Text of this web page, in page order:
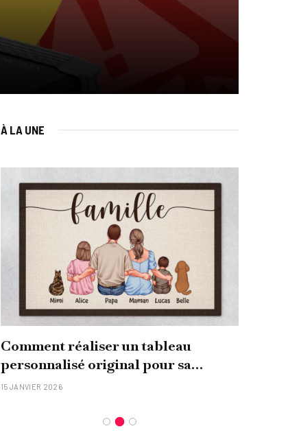
À LA UNE
Comment réaliser un tableau
personnalisé original pour sa
famille ?
15 JANVIER 2026